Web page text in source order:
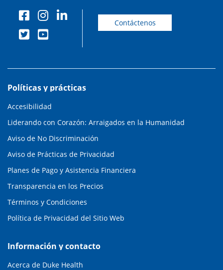
Contáctenos
Políticas y prácticas
Accesibilidad
Liderando con Corazón: Arraigados en la Humanidad
Aviso de No Discriminación
Aviso de Prácticas de Privacidad
Planes de Pago y Asistencia Financiera
Transparencia en los Precios
Términos y Condiciones
Política de Privacidad del Sitio Web
Información y contacto
Acerca de Duke Health